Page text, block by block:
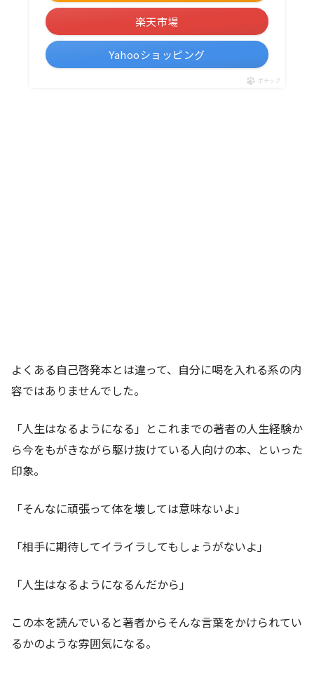
楽天市場
Yahooショッピング
ポチップ
よくある自己啓発本とは違って、自分に喝を入れる系の内
容ではありませんでした。
「人生はなるようになる」とこれまでの著者の人生経験か
ら今をもがきながら駆け抜けている人向けの本、といった
印象。
「そんなに頑張って体を壊しては意味ないよ」
「相手に期待してイライラしてもしょうがないよ」
「人生はなるようになるんだから」
この本を読んでいると著者からそんな言葉をかけられてい
るかのような雰囲気になる。